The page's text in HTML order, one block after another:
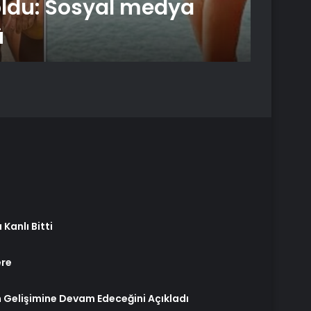
Sosyal medya
Kanlı Bitti
Devam Edeceğini Açıkladı